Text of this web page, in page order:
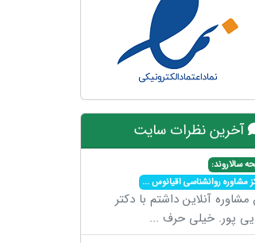
آخرین نظرات سایت
سالاروند:
مشاوره روانشناسی اقیانوس...
آنلاین داشتم با دکتر
پور. خیلی حرف ...